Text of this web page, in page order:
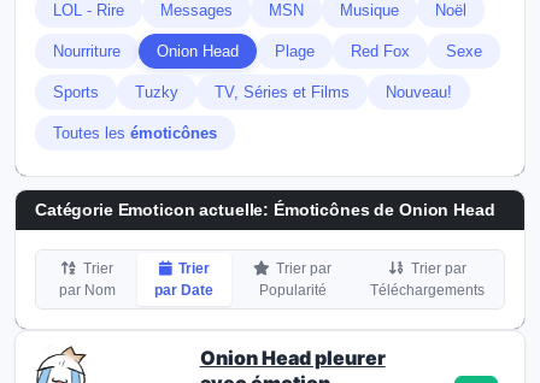
LOL - Rire Messages MSN Musique Noël
Nourriture Onion Head Plage Red Fox Sexe
Sports Tuzky TV, Séries et Films Nouveau!
Toutes les émoticônes
Catégorie Emoticon actuelle: Émoticônes de Onion Head
Trier
par Nom
Trier
par Date
Trier par
Popularité
Trier par
Téléchargements
Onion Head pleurer